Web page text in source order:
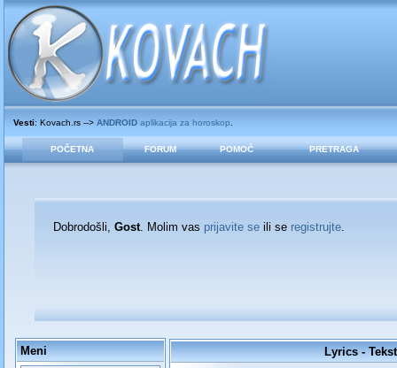
Vesti: Kovach.rs --> ANDROIDaplikacija za horoskop
POČETNA FORUM POMOĆ PRETRAGA
Dobrodošli, Gost. Molim vas prijavite seili se registrujte.
Meni
Lyrics -